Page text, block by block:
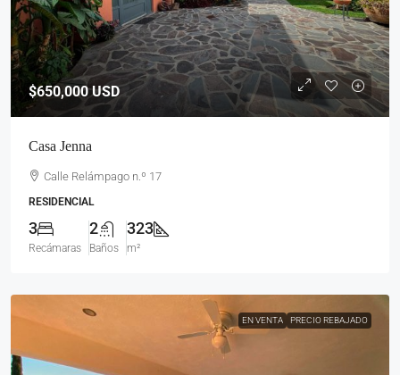
$650,000USD
Casa Jenna
Calle Relámpago n.º 17
RESIDENCIAL
3
Recámaras
2
Baños
323
m²
EN VENTA PRECIO REBAJADO